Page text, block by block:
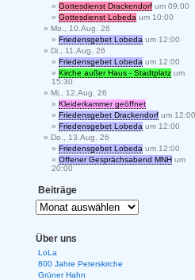
Gottesdienst Drackendorf um 09:00
Gottesdienst Lobeda um 10:00
Mo., 10.Aug. 26
Friedensgebet Lobeda um 12:00
Di., 11.Aug. 26
Friedensgebet Lobeda um 12:00
Kirche außer Haus - Stadtplatz um
15:30
Mi., 12.Aug. 26
Kleiderkammer geöffnet
Friedensgebet Drackendorf um 12:00
Friedensgebet Lobeda um 12:00
Do., 13.Aug. 26
Friedensgebet Lobeda um 12:00
Offener Gesprächsabend MNH um
20:00
Beiträge
Über uns
LoLa
800 Jahre Peterskirche
Grüner Hahn